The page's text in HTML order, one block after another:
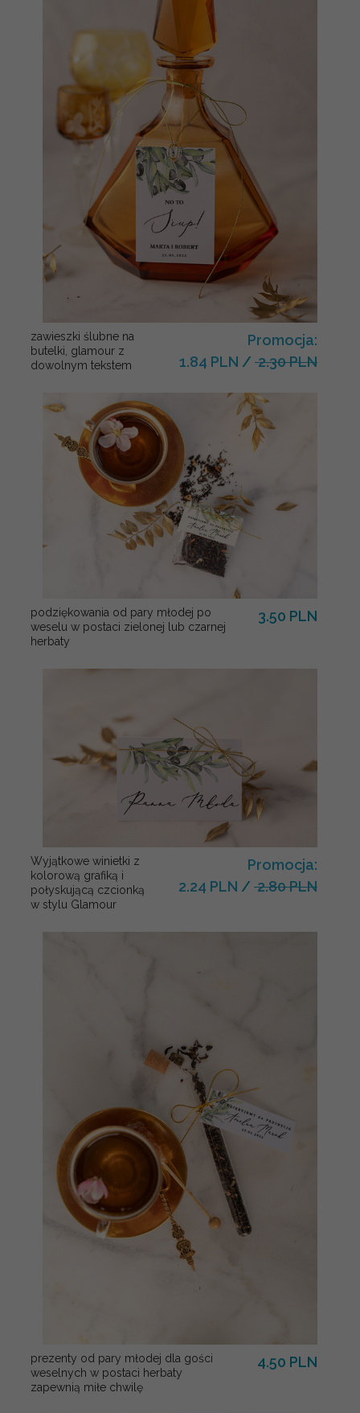
zawieszki ślubne na
butelki, glamour z
dowolnym tekstem
Promocja:
1.84 PLN / 2.30 PLN
podziękowania od pary młodej po
weselu w postaci zielonej lub czarnej
herbaty
3.50 PLN
Wyjątkowe winietki z
kolorową grafiką i
połyskującą czcionką
w stylu Glamour
Promocja:
2.24 PLN / 2.80 PLN
prezenty od pary młodej dla gości
weselnych w postaci herbaty
zapewnią miłe chwilę
4.50 PLN